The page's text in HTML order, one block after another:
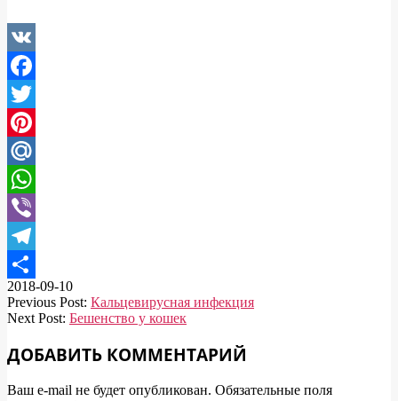
VK
Facebook
Twitter
Pinterest
Mail.Ru
WhatsApp
Viber
Telegram
Отправить
2018-09-10
Previous Post: Кальцевирусная инфекция
Next Post: Бешенство у кошек
ДОБАВИТЬ КОММЕНТАРИЙ
Ваш e-mail не будет опубликован. Обязательные поля